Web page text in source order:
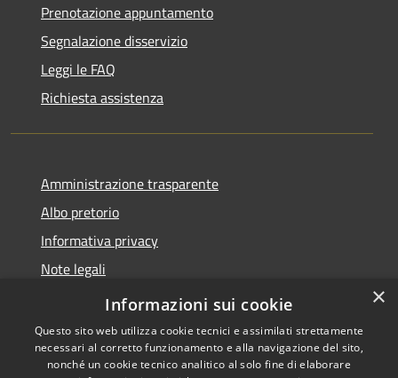
Prenotazione appuntamento
Segnalazione disservizio
Leggi le FAQ
Richiesta assistenza
Amministrazione trasparente
Albo pretorio
Informativa privacy
Note legali
Dichiarazione di accessibilità
×
Informazioni sui cookie
Questo sito web utilizza cookie tecnici e assimilati strettamente
necessari al corretto funzionamento e alla navigazione del sito,
nonché un cookie tecnico analitico al solo fine di elaborare